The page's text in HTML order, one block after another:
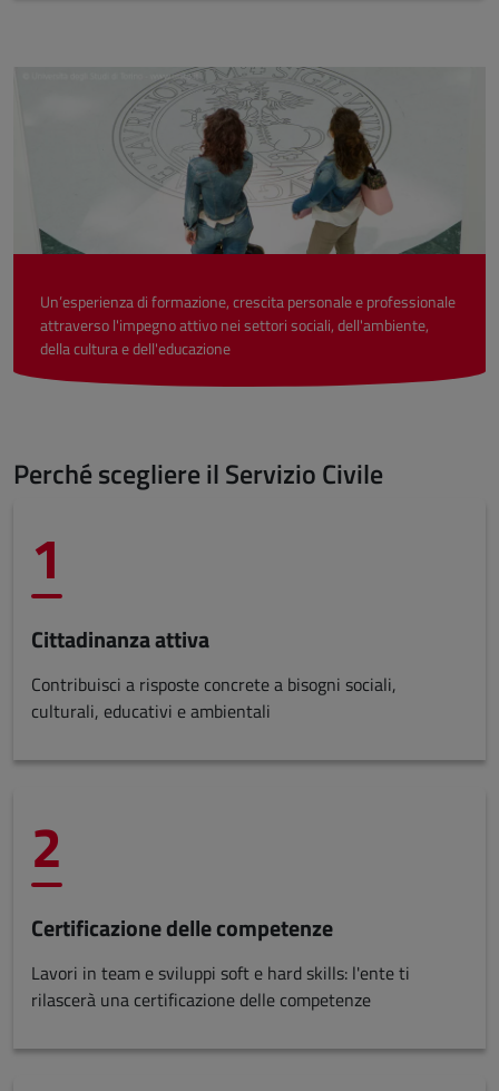
Un’esperienza di formazione, crescita personale e professionale
attraverso l'impegno attivo nei settori sociali, dell'ambiente,
della cultura e dell'educazione
Perché scegliere il Servizio Civile
1
Cittadinanza attiva
Contribuisci a risposte concrete a bisogni sociali,
culturali, educativi e ambientali
2
Certificazione delle competenze
Lavori in team e sviluppi soft e hard skills: l'ente ti
rilascerà una certificazione delle competenze